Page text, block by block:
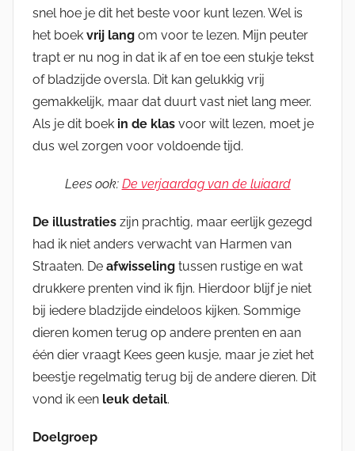
snel hoe je dit het beste voor kunt lezen. Wel is
het boek vrij lang om voor te lezen. Mijn peuter
trapt er nu nog in dat ik af en toe een stukje tekst
of bladzijde oversla. Dit kan gelukkig vrij
gemakkelijk, maar dat duurt vast niet lang meer.
Als je dit boek in de klas voor wilt lezen, moet je
dus wel zorgen voor voldoende tijd.
Lees ook: De verjaardag van de luiaard
De illustraties zijn prachtig, maar eerlijk gezegd
had ik niet anders verwacht van Harmen van
Straaten. De afwisseling tussen rustige en wat
drukkere prenten vind ik fijn. Hierdoor blijf je niet
bij iedere bladzijde eindeloos kijken. Sommige
dieren komen terug op andere prenten en aan
één dier vraagt Kees geen kusje, maar je ziet het
beestje regelmatig terug bij de andere dieren. Dit
vond ik een leuk detail.
Doelgroep